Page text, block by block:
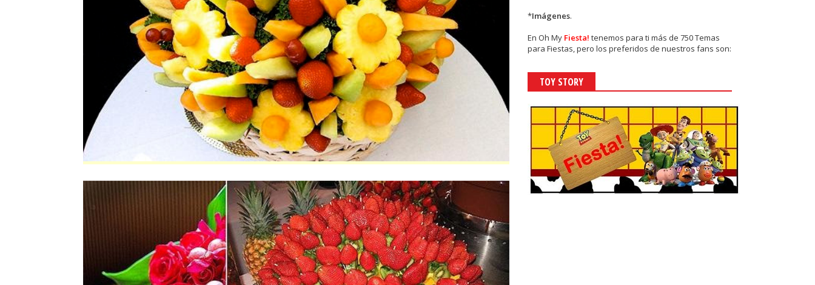
*Imágenes.
EnOh My Fiesta! tenemos para ti más de 750 Temas
para Fiestas, pero los preferidos de nuestros fans son:
TOY STORY